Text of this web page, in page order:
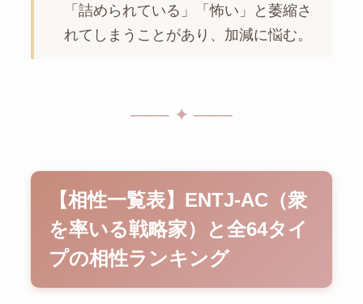
「詰められている」「怖い」と萎縮さ
れてしまうことがあり、加減に悩む。
─── ✦ ───
【相性一覧表】ENTJ-AC（衆
を率いる戦略家）と全64タイ
プの相性ランキング